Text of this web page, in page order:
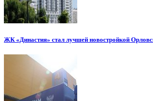
ЖК «Династия» стал лучшей новостройкой